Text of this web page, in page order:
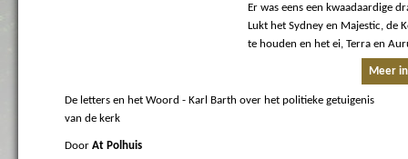
Er was eens een kwaadaardige
Lukt het Sydney en Majestic, de
te houden en het ei, Terra en
Meer
De letters en het Woord - Karl Barth over het politieke getuigenis
van de kerk
Door At Polhuis